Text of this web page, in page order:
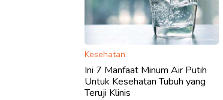
Kesehatan
Ini 7 Manfaat Minum Air Putih
Untuk Kesehatan Tubuh yang
Teruji Klinis